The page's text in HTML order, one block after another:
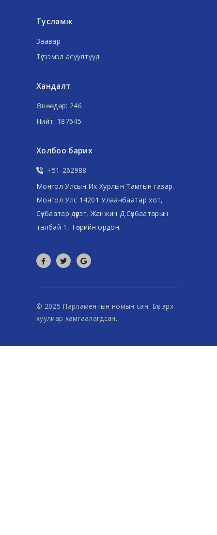
Тусламж
Заавар
Түгээмэл асуултууд
Хандалт
Өнөөдөр: 246
Нийт: 187645
Холбоо барих
+51-262988
Монгол Улсын Их Хурлын Тамгын газар.
Монгол Улс 14201 Улаанбаатар хот,
Сүхбаатар дүүрэг, Жанжин Д.Сүхбаатарын
талбай 1, Төрийн ордон.
© 2025 Парламентын номын сан. Бүх эрх
хуулиар хамгаалагдсан.